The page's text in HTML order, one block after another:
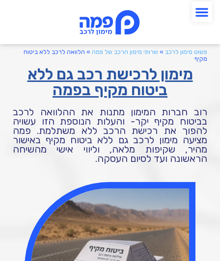
פשוט מימון לרכב » שרותי מימון הרכב של פמה » הלוואה לרכב ללא ביטוח
מקיף
מימון לרכישת רכב גם ללא
ביטוח מקיף בפמה
רוב חברות המימון מתנות את ההלוואה לרכב
בביטוח מקיף יקר- והעלות הנוספת הזו עשויה
להפוך את רכישת הרכב ללא משתלמת. פמה
מציעה מימון לרכב גם ללא ביטוח מקיף באישור
מהיר, שקיפות מלאה, וליווי אישי מהשיחה
הראשונה ועד לסיום העסקה.